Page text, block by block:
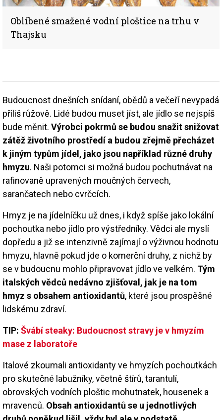
Oblíbené smažené vodní ploštice na trhu v
Thajsku
Budoucnost dnešních snídaní, obědů a večeří nevypadá
příliš růžově. Lidé budou muset jíst, ale jídlo se nejspíš
bude měnit. Výrobci pokrmů se budou snažit snižovat
zátěž životního prostředí a budou zřejmě přecházet
k jiným typům jídel, jako jsou například různé druhy
hmyzu. Naši potomci si možná budou pochutnávat na
rafinovaně upravených moučných červech,
sarančatech nebo cvrčcích.
Hmyz je na jídelníčku už dnes, i když spíše jako lokální
pochoutka nebo jídlo pro výstředníky. Vědci ale myslí
dopředu a již se intenzivně zajímají o výživnou hodnotu
hmyzu, hlavně pokud jde o komerční druhy, z nichž by
se v budoucnu mohlo připravovat jídlo ve velkém. Tým
italských vědců nedávno zjišťoval, jak je na tom
hmyz s obsahem antioxidantů, které jsou prospěšné
lidskému zdraví.
TIP: Švábí steaky: Budoucnost stravy je v hmyzím
mase z laboratoře
Italové zkoumali antioxidanty ve hmyzích pochoutkách
pro skutečné labužníky, včetně štírů, tarantulí,
obrovských vodních ploštic mohutnatek, housenek a
mravenců. Obsah antioxidantů se u jednotlivých